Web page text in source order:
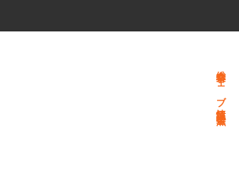
総合文学ウェブ情報誌 文学金魚